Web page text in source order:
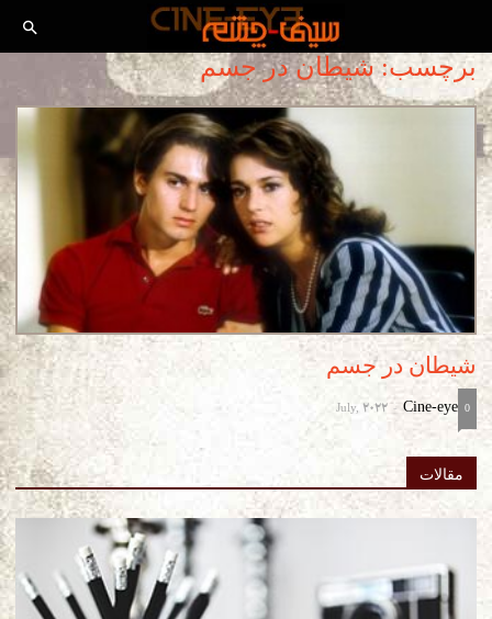
برچسب: شیطان در جسم
شیطان در جسم
Cine-eye
-
July, 2022 0
مقالات